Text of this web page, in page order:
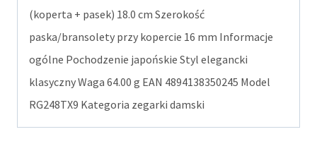
(koperta + pasek) 18.0 cm Szerokość
paska/bransolety przy kopercie 16 mm Informacje
ogólne Pochodzenie japońskie Styl elegancki
klasyczny Waga 64.00 g EAN 4894138350245 Model
RG248TX9 Kategoria zegarki damski